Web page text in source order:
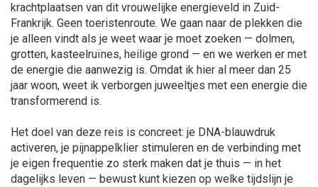
krachtplaatsen van dit vrouwelijke energieveld in Zuid-
Frankrijk. Geen toeristenroute. We gaan naar de plekken die
je alleen vindt als je weet waar je moet zoeken — dolmen,
grotten, kasteelruïnes, heilige grond — en we werken er met
de energie die aanwezig is. Omdat ik hier al meer dan 25
jaar woon, weet ik verborgen juweeltjes met een energie die
transformerend is.
Het doel van deze reis is concreet: je DNA-blauwdruk
activeren, je pijnappelklier stimuleren en de verbinding met
je eigen frequentie zo sterk maken dat je thuis — in het
dagelijks leven — bewust kunt kiezen op welke tijdslijn je